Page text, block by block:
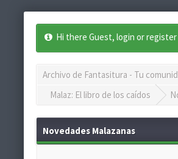
Hi there Guest, login or
Archivo de Fantasitura - Tu
Malaz: El libro de los caídos
Novedades Malazanas